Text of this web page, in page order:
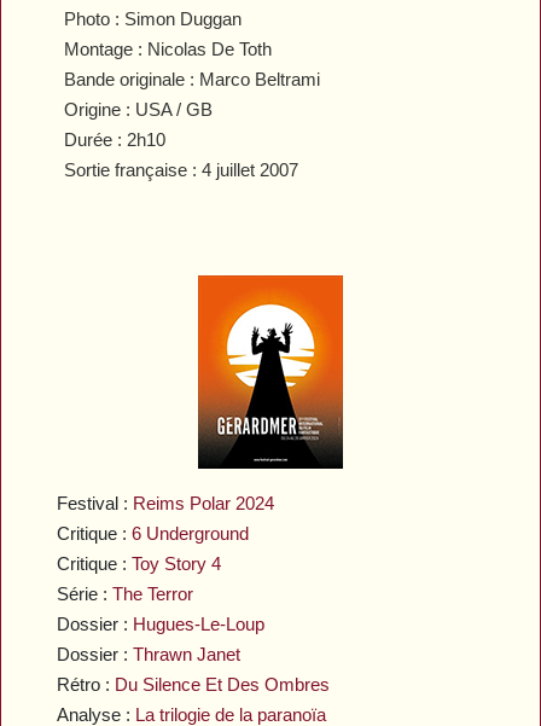
Festival : Reims Polar 2024
Critique :6 Underground
Critique :Toy Story 4
Série :The Terror
Dossier : Hugues-Le-Loup
Dossier :Thrawn Janet
Rétro : Du Silence Et Des Ombres
Analyse : La trilogie de la paranoïa
Photo : Simon Duggan
Montage : Nicolas De Toth
Bande originale : Marco Beltrami
Origine : USA / GB
Durée : 2h10
Sortie française : 4 juillet 2007